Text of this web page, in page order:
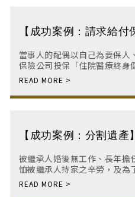
【成功案例：請求給
當事人的配偶以自己為要保
保險公司投保「住院醫療終身
病住院，保險事故發生，當事
但人壽保險公司卻質疑當事人
【成功案例：分割遺
被繼承人婚後無工作、長年擔
恤被繼承人持家之辛勞，及為
後雙方共同購買之房產登記於
晚年時，名下不動產遭孫子當